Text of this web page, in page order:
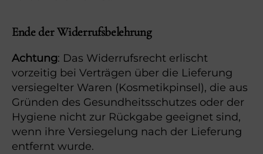
Ende der Widerrufsbelehrung
Achtung: Das Widerrufsrecht erlischt
vorzeitig bei Verträgen über die Lieferung
versiegelter Waren (Kosmetikpinsel), die aus
Gründen des Gesundheitsschutzes oder der
Hygiene nicht zur Rückgabe geeignet sind,
wenn ihre Versiegelung nach der Lieferung
entfernt wurde.